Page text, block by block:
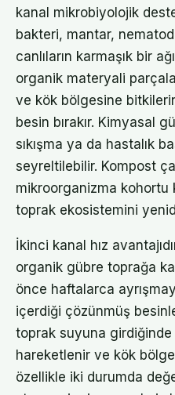
kanal mikrobiyolojik
bakteri, mantar,
canlıların karmaşık bir
organik materyali
ve kök bölgesine
besin bırakır. Kimyasal
sıkışma ya da hastalık
seyreltilebilir. Kompost
mikroorganizma kohortu
toprak ekosistemini
İkinci kanal hız
organik gübre toprağa
önce haftalarca
içerdiği çözünmüş
toprak suyuna girdiğinde
hareketlenir ve kök
özellikle iki durumda